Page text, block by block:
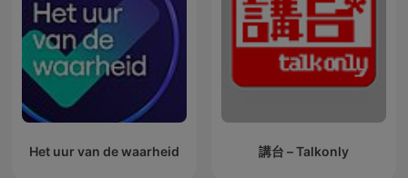
Het uur van de waarheid 講台 – Talkonly